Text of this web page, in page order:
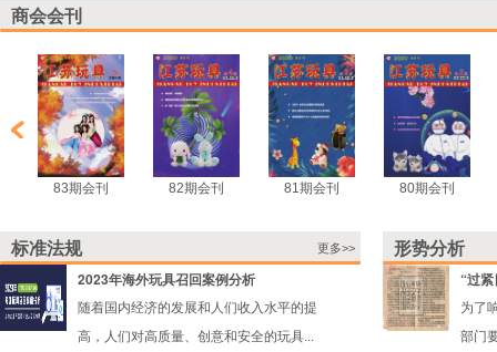
商会会刊
83期会刊 82期会刊 81期会刊 80期会刊
更多>>
标准法规
2023年海外玩具召回案例分析
随着国内经济的发展和人们收入水平的提
高，人们对高质量、创意和安全的玩具...
形势分析
“过
为了
部门